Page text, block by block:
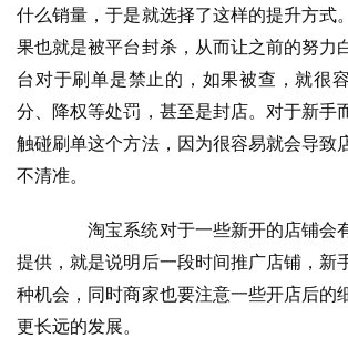
什么销量，于是就选择了这样的提升方式
果也就是被平台封杀，从而让之前的努力
台对于刷单是禁止的，如果被查，就很
分、降权等处罚，甚至是封店。对于新手
触碰刷单这个方法，因为很容易就会导致
不清准。
淘宝系统对于一些新开的店铺会
提供，就是说明 后一段时间推广店铺，新
种机会，同时商家也要注意一些开店后的
更长远的发展。